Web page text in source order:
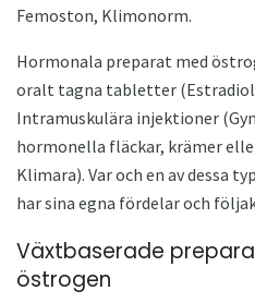
Femoston, Klimonorm.
Hormonala preparat med
oralt tagna tabletter
Intramuskulära injektioner
hormonella fläckar, krämer
Klimara). Var och en av dessa
har sina egna fördelar och
Växtbaserade
östrogen